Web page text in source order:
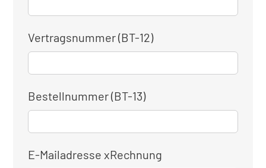
Vertragsnummer (BT-12)
Bestellnummer (BT-13)
E-Mailadresse xRechnung